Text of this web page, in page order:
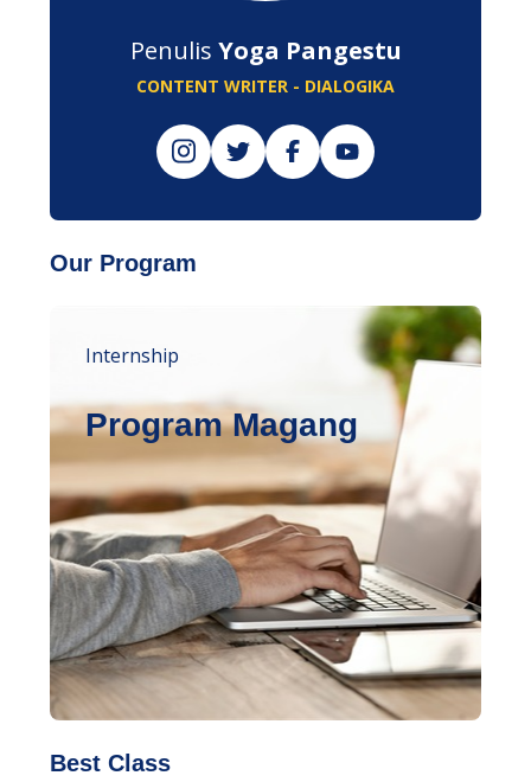
Penulis Yoga Pangestu
CONTENT WRITER - DIALOGIKA
Our Program
Internship
Program Magang
Best Class